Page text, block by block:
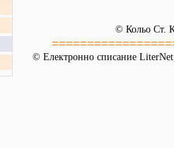
© Кольо Ст.
© Електронно списание